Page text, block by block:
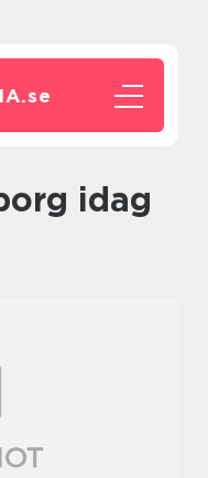
se
idag